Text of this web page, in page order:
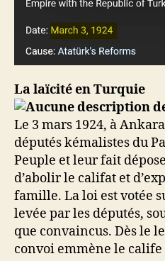
La laïcité en
Le 3 mars 1924, à
députés kémalistes du
Peuple et leur fait
d’abolir le califat et
famille. La loi est votée
levée par les députés,
que convaincus. Dès le
convoi emmène le calife